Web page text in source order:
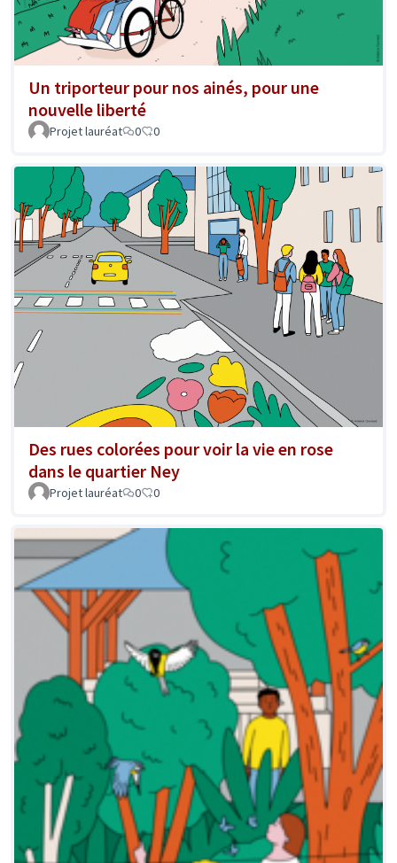
Un triporteur pour nos ainés, pour une
nouvelle liberté
Projet lauréat 0 0
Des rues colorées pour voir la vie en rose
dans le quartier Ney
Projet lauréat 0 0